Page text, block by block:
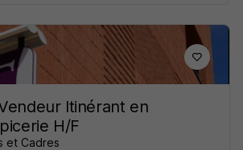
Itinérant en
H/F
et Cadres